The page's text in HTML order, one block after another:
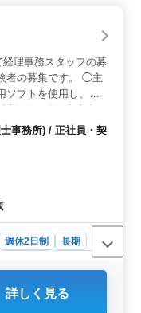
手当や賞与な
幅広い業務経験
幅広い業務に携わ
・申告書の作成な
理事務スタッフの募
者の募集です。 ◯主
ソフトを使用し、財
のワード、エクセル
・担当のクライア
リン代別途支給）の
の方、所得税及び
可能な方優遇しま
を活かして頂ける方
ります。
事務所) / 正社員・契
週休2日制
長期
派遣社員
詳しく見る